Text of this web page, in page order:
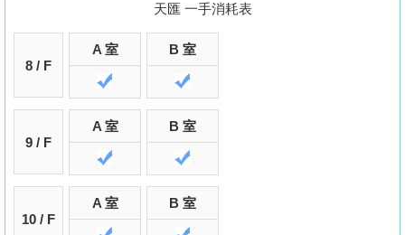
置
業
冊
關
於
們
天匯 一手消耗表
8 / F
A 室 B 室
9 / F
A 室 B 室
10 / F
A 室 B 室